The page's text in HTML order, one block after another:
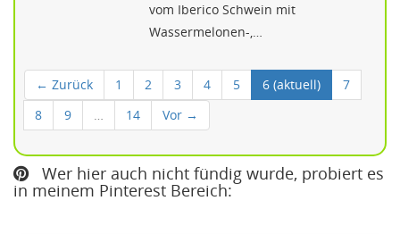
vom Iberico Schwein mit
Wassermelonen-,…
← Zurück 1 2 3 4 5 6 (aktuell)
7
8
9 … 14 Vor →
Wer hier auch nicht fündig wurde, probiert es
in meinem Pinterest Bereich: